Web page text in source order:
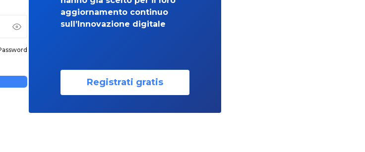
aggiornamento continuo
sull’Innovazione digitale
Registrati gratis